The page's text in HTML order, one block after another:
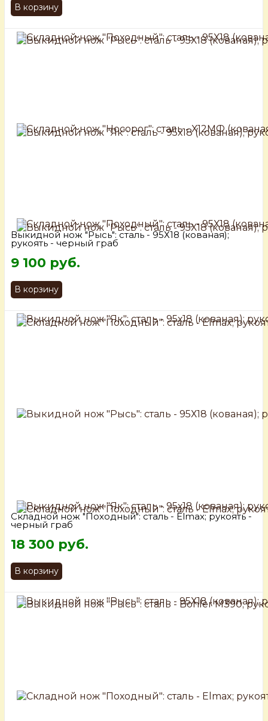
В корзину
Выкидной нож "Рысь": сталь - 95Х18 (кованая);
рукоять - черный граб
9 100 руб.
В корзину
Складной нож "Походный": сталь - Elmax; рукоять -
черный граб
18 300 руб.
В корзину